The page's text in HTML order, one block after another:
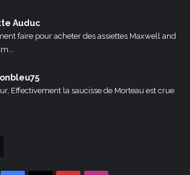
Auduc
faire pour acheter des assiettes Maxwell and
Effectivement la saucisse de Morteau est crue